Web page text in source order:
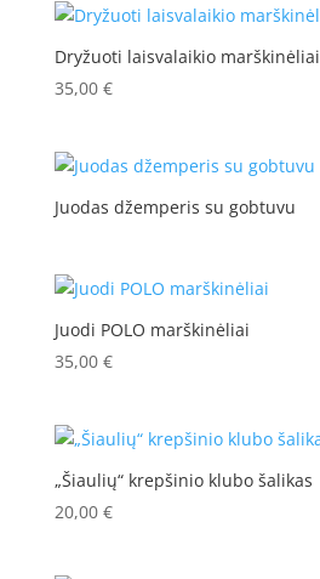
Dryžuoti laisvalaikio marškinėliai
35,00 €
Juodas džemperis su gobtuvu
Juodi POLO marškinėliai
35,00 €
„Šiaulių“ krepšinio klubo šalikas
20,00 €